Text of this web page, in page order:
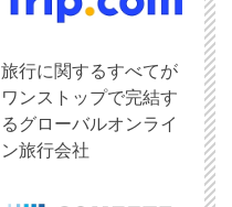
旅行に関するすべてが
ワンストップで完結す
るグローバルオンライ
ン旅行会社